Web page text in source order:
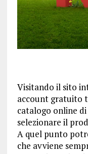
Visitando il sito
account gratuito
catalogo online
selezionare il
A quel punto
che avviene